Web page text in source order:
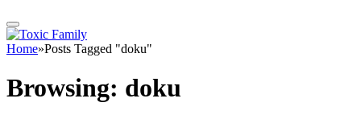
Home»Posts Tagged "doku"
Browsing: doku